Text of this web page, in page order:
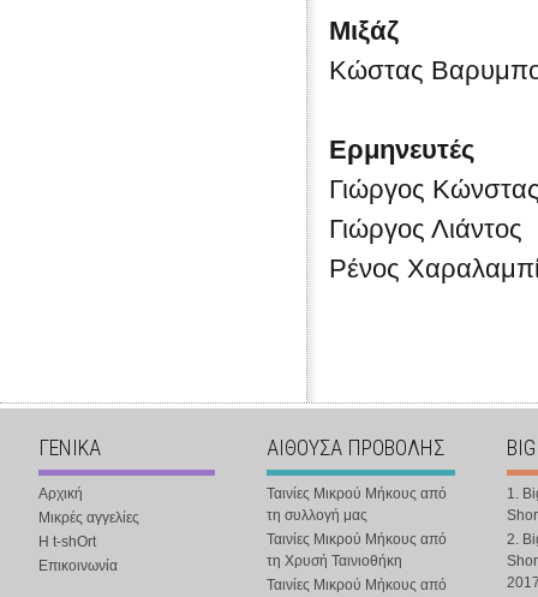
Μιξάζ
Κώστας
Ερμηνευτές
Γιώργος
Γιώργος Λιάντος
Ρένος
ΓΕΝΙΚΑ
Αρχική
Μικρές αγγελίες
Η t-shOrt
Επικοινωνία
ΑΙΘΟΥΣΑ ΠΡΟΒΟΛΗΣ
Ταινίες Μικρού Μήκους από
τη συλλογή μας
Ταινίες Μικρού Μήκους από
τη Χρυσή Ταινιοθήκη
Ταινίες Μικρού Μήκους από
1.
2.